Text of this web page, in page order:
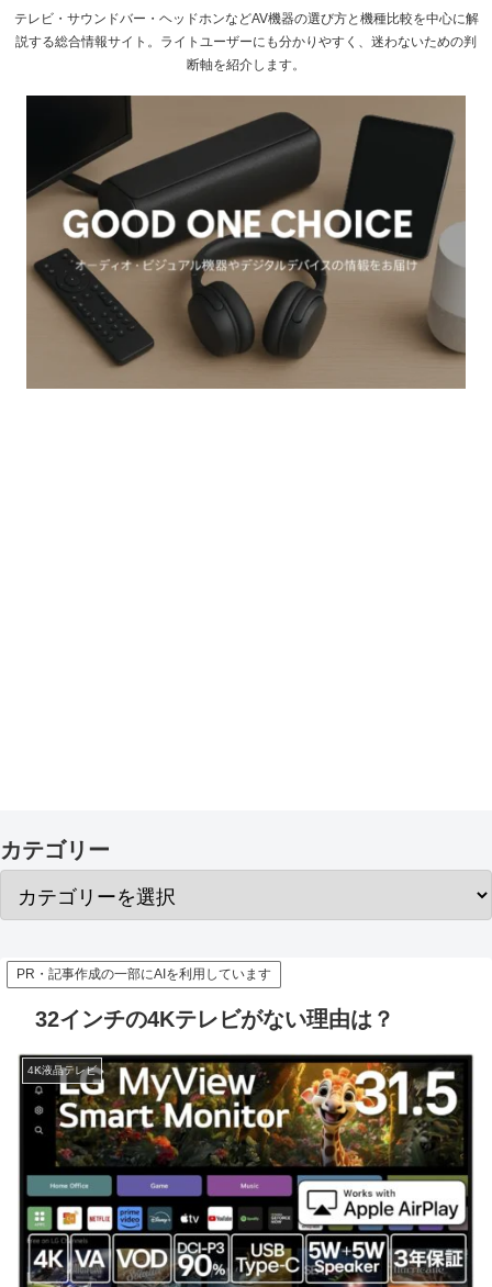
テレビ・サウンドバー・ヘッドホンなどAV機器の選び方と機種比較を中心に解
説する総合情報サイト。ライトユーザーにも分かりやすく、迷わないための判
断軸を紹介します。
カテゴリー
PR・記事作成の一部にAIを利用しています
32インチの4Kテレビがない理由は？
4K液晶テレビ